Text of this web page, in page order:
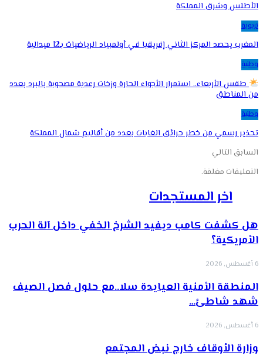
الأطلس وشرق المملكة
تربوية
المغرب يحصد المركز الثاني إفريقيا في أولمبياد الرياضيات بـ12 ميدالية
وطنية
طقس الأربعاء.. استمرار الأجواء الحارة وزخات رعدية مصحوبة بالبرد بعدد
من المناطق
وطنية
تحذير رسمي من خطر حرائق الغابات بعدد من أقاليم شمال المملكة
السابق التالي
التعليقات مغلقة.
اخر المستجدات
هل كشفت كامب ديفيد الشرخ الخفي داخل آلة الحرب
الأمريكية؟
6 أغسطس, 2026
‏المنطقة الأمنية العيايدة سلا..مع حلول فصل الصيف
شهد شاطئ…
6 أغسطس, 2026
وزارة الأوقاف خارج نبض المجتمع